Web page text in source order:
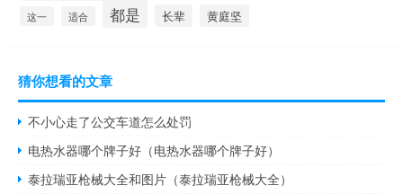
这一 适合 都是 长辈 黄庭坚
猜你想看的文章
不小心走了公交车道怎么处罚
电热水器哪个牌子好（电热水器哪个牌子好）
泰拉瑞亚枪械大全和图片（泰拉瑞亚枪械大全）